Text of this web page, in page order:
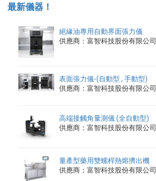
最新儀器！
絕緣油專用自動界面張力儀
供應商：富智科技股份有限公司
表面張力儀-(自動型 , 手動型)
供應商：富智科技股份有限公司
高端接觸角量測儀 (全自動型)
供應商：富智科技股份有限公司
量產型藥用雙螺桿熱熔擠出機
供應商：富智科技股份有限公司